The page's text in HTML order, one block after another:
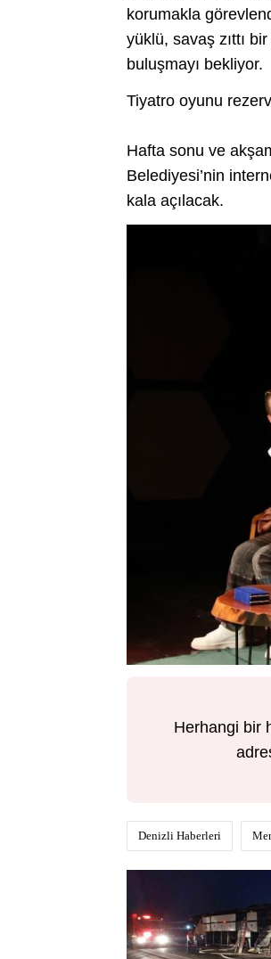
korumakla
yüklü, savaş zıttı
buluşmayı bekliyor.
Tiyatro oyunu
Hafta sonu ve
Belediyesi’nin
kala açılacak.
Herhangi bir
Denizli Haberleri